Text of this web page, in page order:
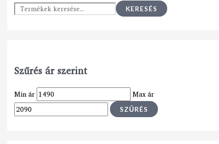
KERESÉS
Szűrés ár szerint
Min ár Max ár
SZŰRÉS